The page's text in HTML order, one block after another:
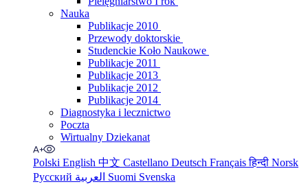
Nauka
Publikacje 2010
Przewody doktorskie
Studenckie Koło Naukowe
Publikacje 2011
Publikacje 2013
Publikacje 2012
Publikacje 2014
Diagnostyka i lecznictwo
Poczta
Wirtualny Dziekanat
Polski English 中文 Castellano Deutsch Françaisहिन्दी Norsk
Русский
Suomi Svenska